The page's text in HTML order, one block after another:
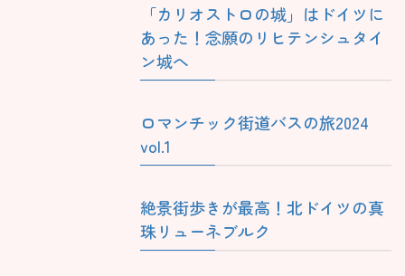
「カリオストロの城」はドイツに
あった！念願のリヒテンシュタイ
ン城へ
ロマンチック街道バスの旅2024
vol.1
絶景街歩きが最高！北ドイツの真
珠リューネブルク